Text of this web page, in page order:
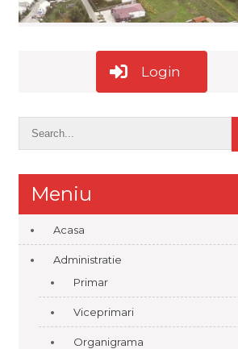
Login
Meniu
Acasa
Administratie
Primar
Viceprimari
Organigrama